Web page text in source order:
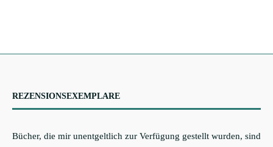
REZENSIONSEXEMPLARE
Bücher, die mir unentgeltlich zur Verfügung gestellt wurden, sind